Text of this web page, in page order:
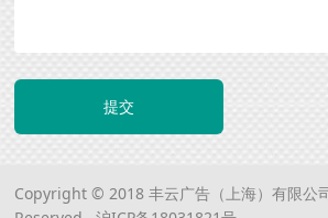
提交
Copyright © 2018 丰云广告（上海）有限公